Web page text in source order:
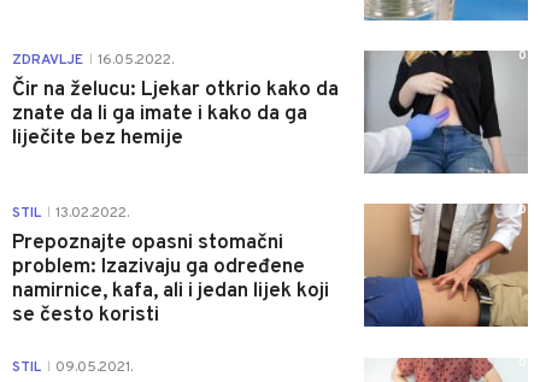
ZDRAVLJE 16.05.2022.
Čir na želucu: Ljekar otkrio kako da
znate da li ga imate i kako da ga
liječite bez hemije
0
STIL 13.02.2022.
Prepoznajte opasni stomačni
problem: Izazivaju ga određene
namirnice, kafa, ali i jedan lijek koji
se često koristi
0
STIL 09.05.2021.